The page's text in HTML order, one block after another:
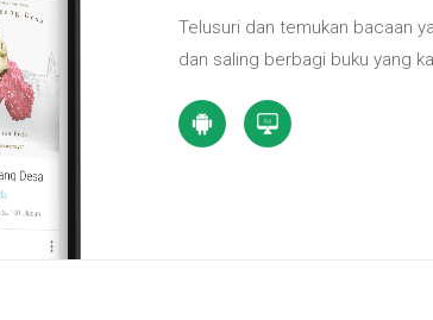
Telusuri dan temukan bacaan
dan saling berbagi buku yang